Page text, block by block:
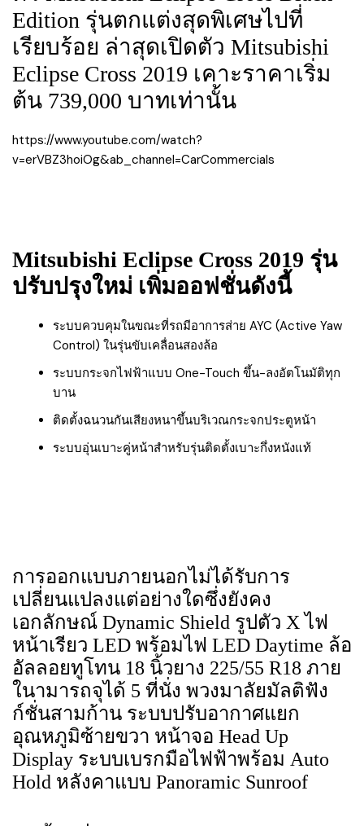
Edition รุ่นตกแต่งสุดพิเศษไปที่
เรียบร้อย ล่าสุดเปิดตัว Mitsubishi
Eclipse Cross 2019 เคาะราคาเริ่ม
ต้น 739,000 บาทเท่านั้น
https://www.youtube.com/watch?
v=erVBZ3hoiOg&ab_channel=CarCommercials
Mitsubishi Eclipse Cross 2019 รุ่น
ปรับปรุงใหม่ เพิ่มออฟชั่นดังนี้
ระบบควบคุมในขณะที่รถมีอาการส่าย AYC (Active Yaw
Control) ในรุ่นขับเคลื่อนสองล้อ
ระบบกระจกไฟฟ้าแบบ One-Touch ขึ้น-ลงอัตโนมัติทุก
บาน
ติดตั้งฉนวนกันเสียงหนาขึ้นบริเวณกระจกประตูหน้า
ระบบอุ่นเบาะคู่หน้าสำหรับรุ่นติดตั้งเบาะกึ่งหนังแท้
การออกแบบภายนอกไม่ได้รับการ
เปลี่ยนแปลงแต่อย่างใดซึ่งยังคง
เอกลักษณ์ Dynamic Shield รูปตัว X ไฟ
หน้าเรียว LED พร้อมไฟ LED Daytime ล้อ
อัลลอยทูโทน 18 นิ้วยาง 225/55 R18 ภาย
ในามารถจุได้ 5 ที่นั่ง พวงมาลัยมัลติฟัง
ก์ชั่นสามก้าน ระบบปรับอากาศแยก
อุณหภูมิซ้ายขวา หน้าจอ Head Up
Display ระบบเบรกมือไฟฟ้าพร้อม Auto
Hold หลังคาแบบ Panoramic Sunroof